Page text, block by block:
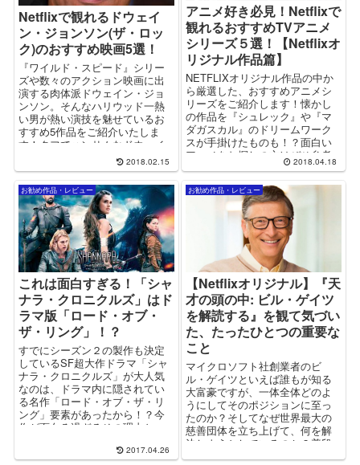
Netflixで観れるドウェイ
ン・ジョンソン(ザ・ロッ
ク)のおすすめ映画5選！
『ワイルド・スピード』シリー
ズや数々のアクション映画に出
演する肉体派ドウェイン・ジョ
ンソン。そんなハリウッド一熱
い男が熱い演技を魅せているお
すすめ5作品をご紹介いたしま
す！タフでハンサムなドウェイ
2018.02.15
アニメ好き必見！Netflixで
観れるおすすめTVアニメ
シリーズ５選！【Netflixオ
リジナル作品篇】
NETFLIXオリジナル作品の中か
ら厳選した、おすすめアニメシ
リーズをご紹介します！懐かし
の作品を『シュレック』や『マ
ダガスカル』のドリームワーク
スが手掛けたものも！？面白い
アニメをお探しの方はぜひ参考
にしてくださいね！
2018.04.18
お勧め作品・レビュー
これは面白すぎる！「シャ
ナラ・クロニクルズ」はド
ラマ版「ロード・オブ・
ザ・リング」！？
すでにシーズン２の製作も決定
しているSF超大作ドラマ「シャ
ナラ・クロニクルズ」が大人気
なのは、ドラマ内に隠されてい
る名作「ロード・オブ・ザ・リ
ング」要素があったから！？今
作が面白ろ過ぎるその理由と
2017.04.26
お勧め作品・レビュー
【Netflixオリジナル】『天
才の頭の中: ビル・ゲイツ
を解読する』を観て気づい
た、たったひとつの重要な
こと
マイクロソフト社創業者のビ
ル・ゲイツといえば誰もが知る
大富豪ですが、一体全体どのよ
うにしてそのポジションに至っ
たのか？そしてなぜ世界最大の
慈善団体を立ち上げて、何を解
決しようとしているのか？普段
は決して知ることができない天